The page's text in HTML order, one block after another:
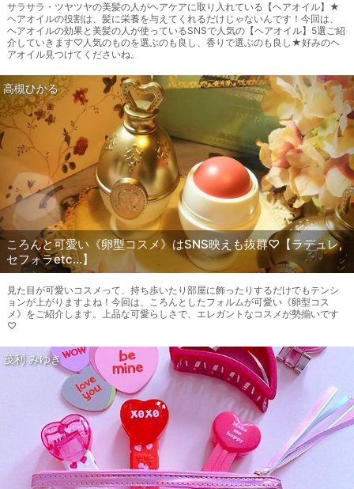
サラサラ・ツヤツヤの美髪の人がヘアケアに取り入れている【ヘアオイル】★
ヘアオイルの役割は、髪に栄養を与えてくれるだけじゃないんです！今回は、
ヘアオイルの効果と美髪の人が使っているSNSで人気の【ヘアオイル】5選ご紹
介していきます♡人気のものを選ぶのも良し、香りで選ぶのも良し★好みのヘ
アオイル見つけてくださいね。
高槻ひかる
ころんと可愛い《卵型コスメ》はSNS映えも抜群♡【ラデュレ,
セフォラetc…】
見た目が可愛いコスメって、持ち歩いたり部屋に飾ったりするだけでもテンシ
ョンが上がりますよね！今回は、ころんとしたフォルムが可愛い《卵型コス
メ》をご紹介します。上品な可愛らしさで、エレガントなコスメが勢揃いです
♡
茂利 みゆき